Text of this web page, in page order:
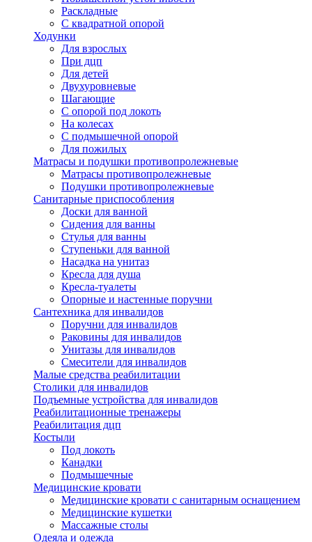
Раскладные
С квадратной опорой
Ходунки
Для взрослых
При дцп
Для детей
Двухуровневые
Шагающие
С опорой под локоть
На колесах
С подмышечной опорой
Для пожилых
Матрасы и подушки противопролежневые
Матрасы противопролежневые
Подушки противопролежневые
Санитарные приспособления
Доски для ванной
Сидения для ванны
Стулья для ванны
Ступеньки для ванной
Насадка на унитаз
Кресла для душа
Кресла-туалеты
Опорные и настенные поручни
Сантехника для инвалидов
Поручни для инвалидов
Раковины для инвалидов
Унитазы для инвалидов
Смесители для инвалидов
Малые средства реабилитации
Столики для инвалидов
Подъемные устройства для инвалидов
Реабилитационные тренажеры
Реабилитация дцп
Костыли
Под локоть
Канадки
Подмышечные
Медицинские кровати
Медицинские кровати с санитарным оснащением
Медицинские кушетки
Массажные столы
Одеяла и одежда